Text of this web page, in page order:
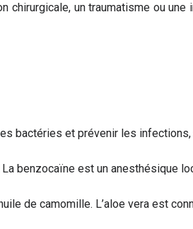
un traumatisme ou une
bactéries et prévenir les
benzocaïne est un anesthésique
de camomille. L’aloe vera est